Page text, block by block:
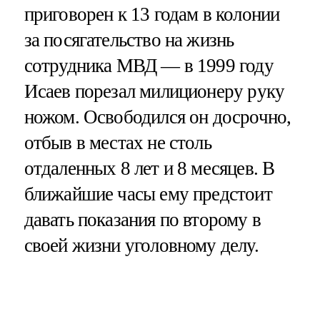
приговорен к 13 годам в колонии
за посягательство на жизнь
сотрудника МВД — в 1999 году
Исаев порезал милиционеру руку
ножом. Освободился он досрочно,
отбыв в местах не столь
отдаленных 8 лет и 8 месяцев. В
ближайшие часы ему предстоит
давать показания по второму в
своей жизни уголовному делу.